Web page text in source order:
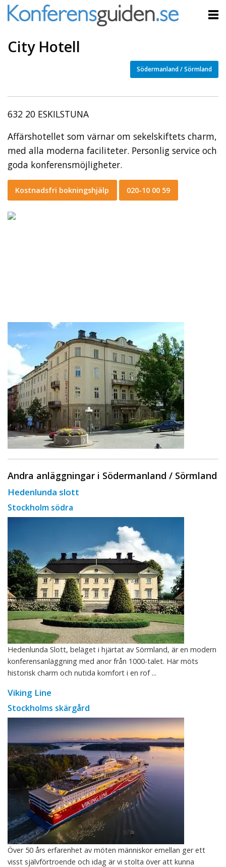
City Hotell
Södermanland / Sörmland
632 20 ESKILSTUNA
Affärshotellet som värnar om sekelskiftets charm,
med alla moderna faciliteter. Personlig service och
goda konferensmöjligheter.
Kostnadsfri bokningshjälp 020-10 00 59
Andra anläggningar i Södermanland / Sörmland
Hedenlunda slott
Stockholm södra
Hedenlunda Slott, beläget i hjärtat av Sörmland, är en modern
konferensanläggning med anor från 1000-talet. Här möts
historisk charm och nutida komfort i en rof ...
Viking Line
Stockholms skärgård
Över 50 års erfarenhet av möten människor emellan ger ett
visst självförtroende och idag är vi stolta över att kunna